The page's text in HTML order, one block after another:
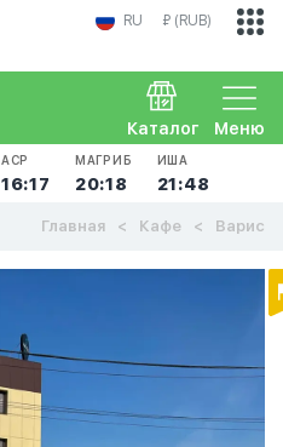
RU ₽ (RUB)
Меню
Каталог
АСР
16:17
МАГРИБ
20:18
ИША
21:48
Главная Кафе Варис